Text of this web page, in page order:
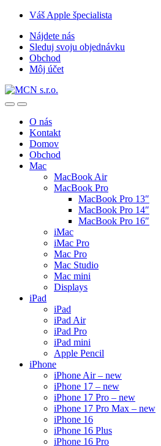
Skip
navigation
Skip
content
Váš Apple špecialista
Nájdete nás
Sleduj svoju objednávku
Obchod
Môj účet
O nás
Kontakt
Domov
Obchod
Mac
MacBook Air
MacBook Pro
MacBook Pro 13″
MacBook Pro 14″
MacBook Pro 16″
iMac
iMac Pro
Mac Pro
Mac Studio
Mac mini
Displays
iPad
iPad
iPad Air
iPad Pro
iPad mini
Apple Pencil
iPhone
iPhone Air – new
iPhone 17 – new
iPhone 17 Pro – new
iPhone 17 Pro Max – new
iPhone 16
iPhone 16 Plus
iPhone 16 Pro